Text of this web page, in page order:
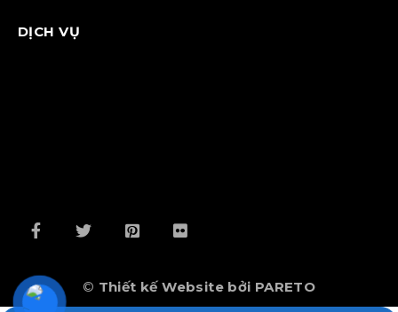
DỊCH VỤ
© Thiết kế Website bởi PARETO